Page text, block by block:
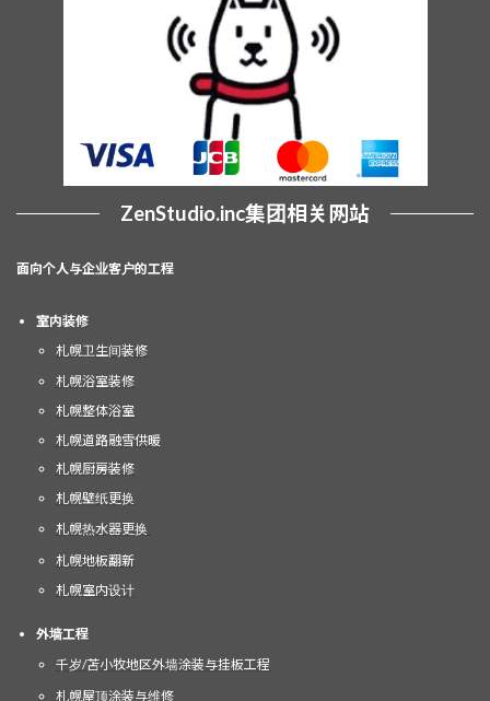
ZenStudio.inc集团相关网站
面向个人与企业客户的工程
室内装修
札幌卫生间装修
札幌浴室装修
札幌整体浴室
札幌道路融雪供暖
札幌厨房装修
札幌壁纸更换
札幌热水器更换
札幌地板翻新
札幌室内设计
外墙工程
千岁/苫小牧地区外墙涂装与挂板工程
札幌屋顶涂装与维修